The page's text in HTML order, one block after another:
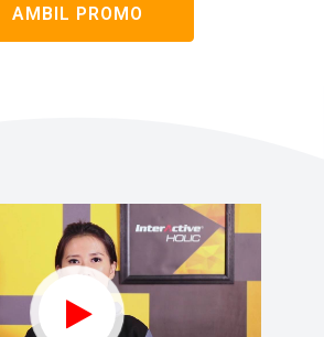
AMBIL PROMO